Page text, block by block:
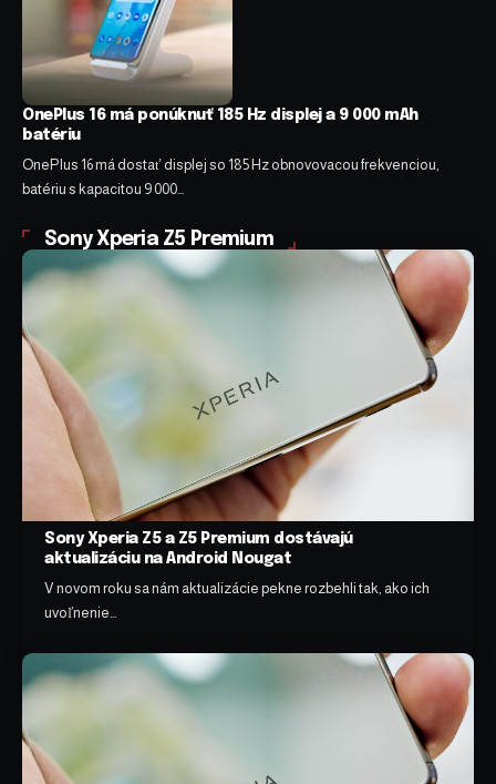
OnePlus 16 má ponúknuť 185 Hz displej a 9 000 mAh
batériu
OnePlus 16 má dostať displej so 185 Hz obnovovacou frekvenciou,
batériu s kapacitou 9 000…
Sony Xperia Z5 Premium
Sony Xperia Z5 a Z5 Premium dostávajú
aktualizáciu na Android Nougat
V novom roku sa nám aktualizácie pekne rozbehli tak, ako ich
uvoľnenie…